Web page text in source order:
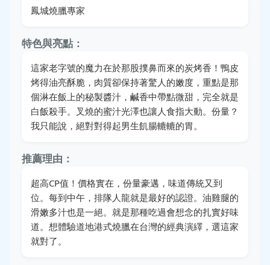
鳳城燒臘專家
特色與亮點：
這家老字號的魔力在於那股撲鼻而來的炭烤香！鴨皮
烤得油亮酥脆，肉質卻保持著驚人的嫩度，重點是那
個淋在飯上的秘製醬汁，鹹香中帶點微甜，完全就是
白飯殺手。叉燒的蜜汁光澤也讓人食指大動。份量？
我只能說，絕對對得起男生飢腸轆轆的胃。
推薦理由：
超高CP值！價格實在，份量豪邁，味道傳統又到
位。每到中午，排隊人龍就是最好的認證。油雞腿的
滑嫩多汁也是一絕。就是那種吃過會想念的扎實好味
道。想體驗道地港式燒臘在台灣的經典演繹，選這家
就對了。